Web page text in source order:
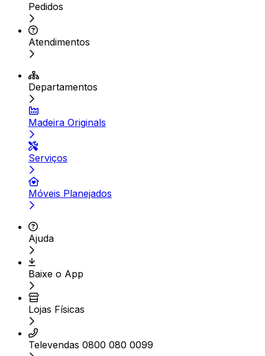
Pedidos
Atendimentos
Departamentos
Madeira Originals
Serviços
Móveis Planejados
Ajuda
Baixe o App
Lojas Físicas
Televendas 0800 080 0099